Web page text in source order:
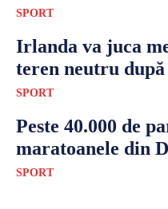
SPORT
Irlanda va juca
teren neutru
SPORT
Peste 40.000 de
maratoanele din
SPORT